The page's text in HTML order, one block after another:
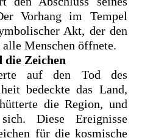
Vorhang im Tempel
Akt, der den
Menschen öffnete.
die Zeichen
auf den Tod des
bedeckte das Land,
die Region, und
Diese Ereignisse
für die kosmische